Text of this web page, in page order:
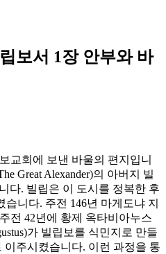
보서 1장 안부와 바
교회에 보낸 바울의 편지입니
Great Alexander)의 아버지 빌
다. 빌립은 이 도시를 정복한 후
니다. 주전 146년 마게도냐 지
전 42년에 황제 옥타비아누스
가 빌립보를 식민지로 만들
이주시켰습니다. 이런 과정을 통